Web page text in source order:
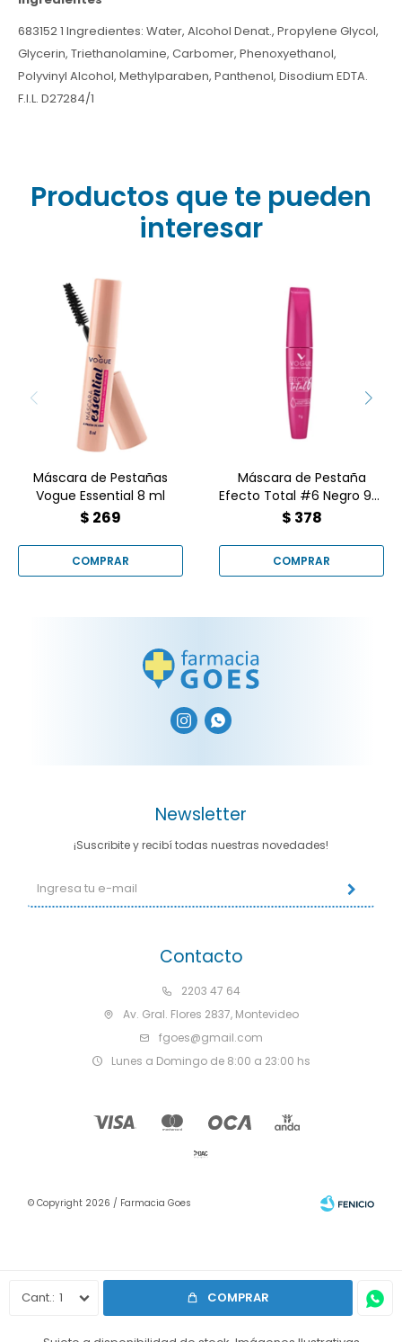
1 COMPRAR
683152 1 Ingredientes: Water, Alcohol Denat., Propylene Glycol,
Glycerin, Triethanolamine, Carbomer, Phenoxyethanol,
Polyvinyl Alcohol, Methylparaben, Panthenol, Disodium EDTA.
F.I.L. D27284/1
Productos que te pueden
interesar
Máscara Essential, 91%
volumen impactante, a
prueba de agua
Máscara de Pestañas
Vogue Essential 8 ml
$ 269
Máscara efecto total 6,
con 6 beneficios en 1, con
Aceite de Argán y Ricino. A
prueba de agua.
Máscara de Pestaña
Efecto Total #6 Negro 9gr
Vogue
$ 378
 
Contacto
2203 47 64
Av. Gral. Flores 2837, Montevideo
fgoes@gmail.com
Lunes a Domingo de 8:00 a 23:00 hs
Newsletter
¡Suscribite y recibí todas nuestras novedades!
© Copyright 2026 / Farmacia Goes